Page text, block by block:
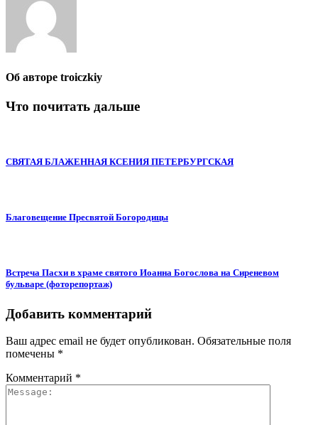
Об авторе troiczkiy
Что почитать дальше
СВЯТАЯ БЛАЖЕННАЯ КСЕНИЯ ПЕТЕРБУРГСКАЯ
Благовещение Пресвятой Богородицы
Встреча Пасхи в храме святого Иоанна Богослова на Сиреневом
бульваре (фоторепортаж)
Добавить комментарий
Ваш адрес email не будет опубликован. Обязательные поля
помечены *
Комментарий *